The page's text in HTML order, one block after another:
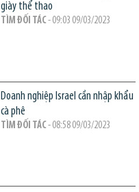
giày thể thao
TÌM ĐỐI TÁC - 09:03 09/03/2023
Doanh nghiệp Israel cần nhập khẩu
cà phê
TÌM ĐỐI TÁC - 08:58 09/03/2023